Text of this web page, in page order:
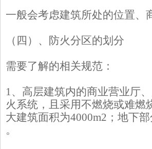
一般会考虑建筑所处的位置、
（四）、防火分区的划分
需要了解的相关规范：
1、高层建筑内的商业营业厅
火系统，且采用不燃烧或难
大建筑面积为4000m2；地下
。